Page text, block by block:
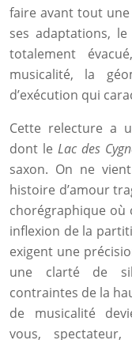
faire avant tout
ses adaptations,
totalement
musicalité, la
d’exécution qui
Cette relecture a
dont leLac des
saxon. On ne
histoire d’amour
chorégraphique où
inflexion de la
exigent une
une clarté de
contraintes de la
de musicalité
vous, spectateur,